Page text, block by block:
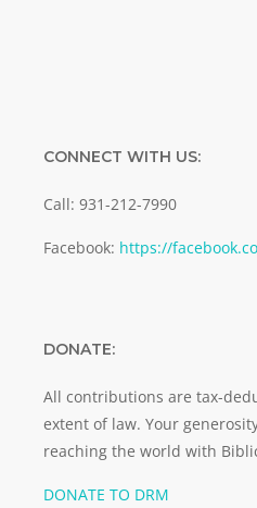
CONNECT WITH US:
Call: 931-212-7990
Facebook: https://
DONATE:
All contributions are tax-
extent of law. Your
reaching the world with
DONATE TO DRM